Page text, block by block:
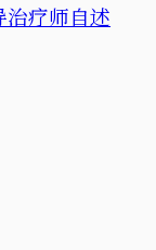
疗师自述